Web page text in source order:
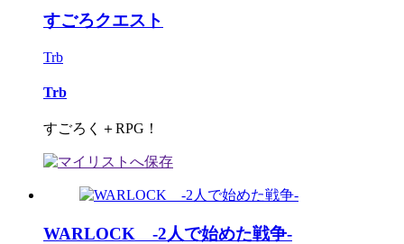
すごろクエスト
Trb
Trb
すごろく＋RPG！
WARLOCK ‐2人で始めた戦争‐